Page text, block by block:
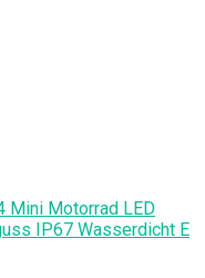
Mini Motorrad LED
IP67 Wasserdicht E